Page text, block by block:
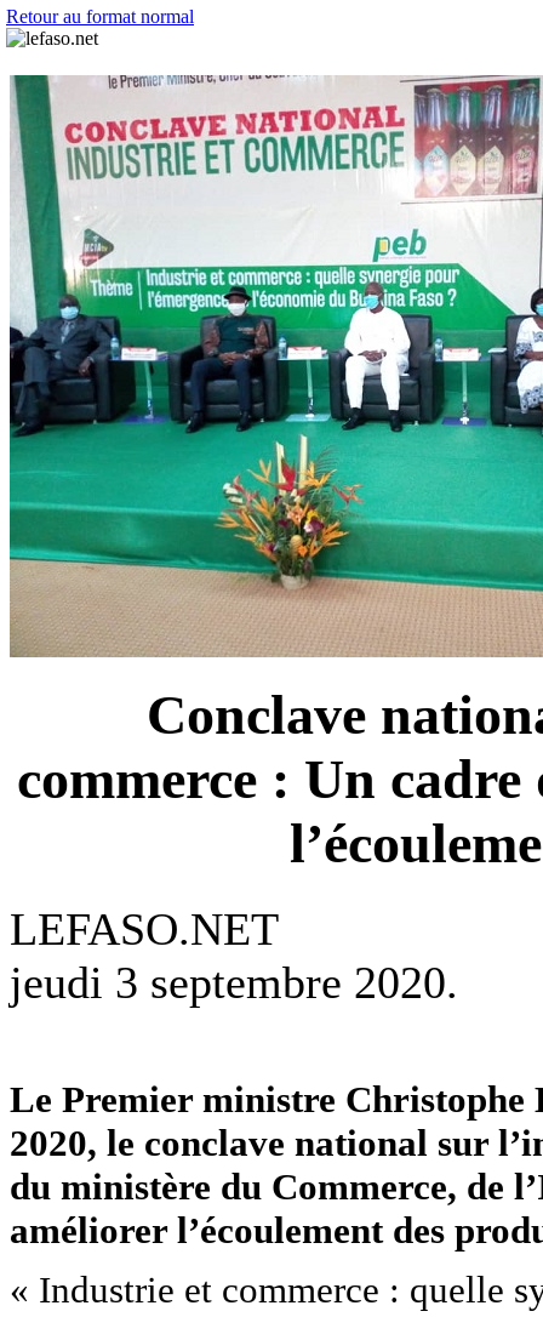
Retour au format normal
Conclave
commerce : Un cadre
LEFASO.NET
jeudi 3 septembre 2020.
Le Premier ministre Christophe
2020, le conclave national sur
du ministère du Commerce, de
améliorer l’écoulement des
« Industrie et commerce : quelle